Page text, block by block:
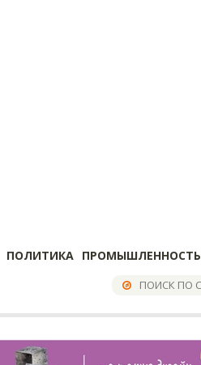
ПОЛИТИКА ПРОМЫШЛЕННОСТЬ